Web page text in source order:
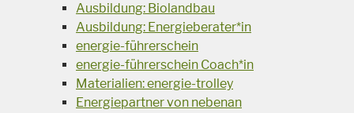
Ausbildung: Biolandbau
Ausbildung: Energieberater*in
energie-führerschein
energie-führerschein Coach*in
Materialien: energie-trolley
Energiepartner von nebenan